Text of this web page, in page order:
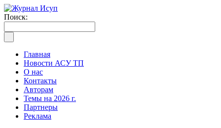
Поиск:
Главная
Новости АСУ ТП
О нас
Контакты
Авторам
Темы на 2026 г.
Партнеры
Реклама